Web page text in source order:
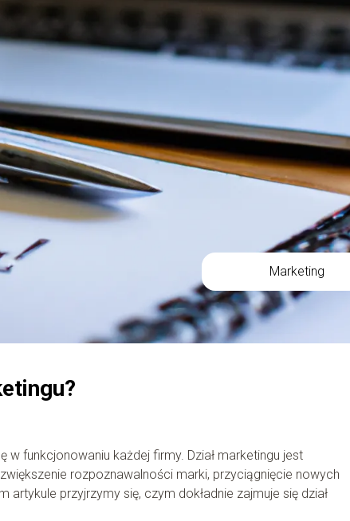
Marketing
funkcjonowaniu każdej firmy. Dział marketingu jest
rozpoznawalności marki, przyciągnięcie nowych
przyjrzymy się, czym dokładnie zajmuje się dział